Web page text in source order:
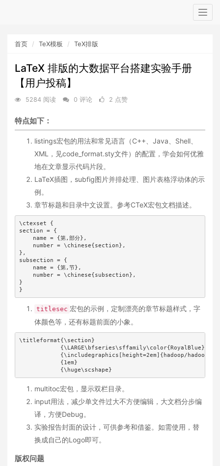
首页 TeX模板 TeX排版
LaTeX 排版的大数据平台搭建实验手册
【用户投稿】
5284 阅读 0 评论 2 点赞
特点如下：
listings宏包的用法和常见语言（C++、Java、Shell、
XML，见code_format.sty文件）的配置，学会如何优雅
地在文章显示代码片段。
LaTeX插图，subfig图片并排处理、图片表格浮动体的示
例。
章节标题和目录中文设置。参考CTeX宏包文档描述。
\ctexset {
section = {
name = {第,部分},
number = \chinese{section},
},
subsection = {
name = {第,节},
number = \chinese{subsection},
}
}
titlesec 宏包的示例，定制漂亮的章节标题样式，字
体颜色等，还有标题前面的小象。
\titleformat{\section}
{\LARGE\bfseries\sffamily\color{RoyalBlue}}
{\includegraphics[height=2em]{hadoop/
{1em}
{\huge\scshape}
multitoc宏包，显示双栏目录。
input用法，减少单文件过大不方便编辑，大文档分步编
译，方便Debug。
实验报告封面的设计，可供参考和借鉴。如需使用，替
换成自己的Logo即可。
版权问题